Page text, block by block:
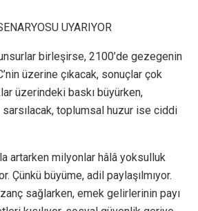
UYARIYOR
birleşirse, 2100’de gezegenin
üzerine çıkacak, sonuçlar çok
üzerindeki baskı büyürken,
toplumsal huzur ise ciddi
artarken milyonlar hâlâ yoksulluk
Çünkü büyüme, adil paylaşılmıyor.
sağlarken, emek gelirlerinin payı